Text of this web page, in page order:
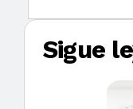
Sigue